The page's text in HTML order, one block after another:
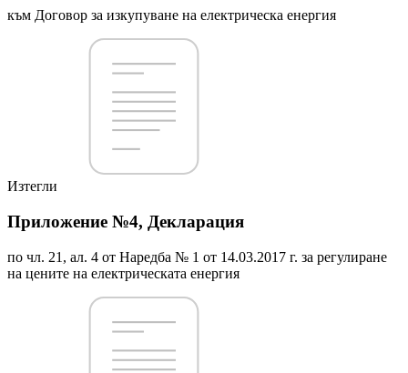
към Договор за изкупуване на електрическа енергия
Изтегли
Приложение №4, Декларация
по чл. 21, ал. 4 от Наредба № 1 от 14.03.2017 г. за регулиране
на цените на електрическата енергия